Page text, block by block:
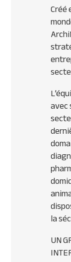
Créé
avec
la
UN